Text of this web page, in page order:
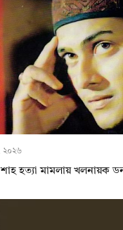
২০২৬
হত্যা মামলায় খলনায়ক